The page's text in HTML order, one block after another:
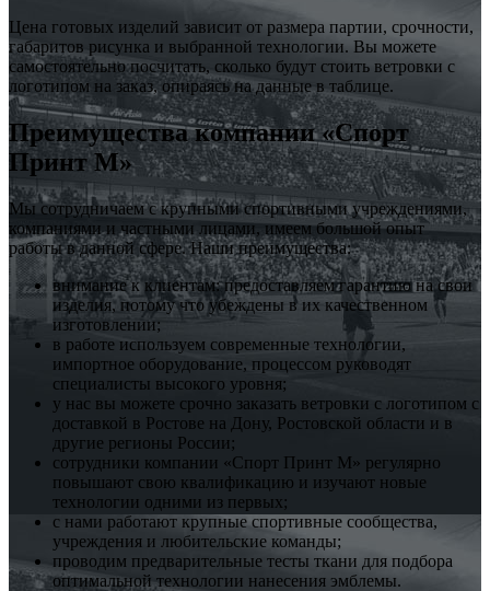
Цена готовых изделий зависит от размера партии, срочности,
габаритов рисунка и выбранной технологии. Вы можете
самостоятельно посчитать, сколько будут стоить ветровки с
логотипом на заказ, опираясь на данные в таблице.
Преимущества компании «Спорт
Принт М»
Мы сотрудничаем с крупными спортивными учреждениями,
компаниями и частными лицами, имеем большой опыт
работы в данной сфере. Наши преимущества:
внимание к клиентам: предоставляем гарантию на свои
изделия, потому что убеждены в их качественном
изготовлении;
в работе используем современные технологии,
импортное оборудование, процессом руководят
специалисты высокого уровня;
у нас вы можете срочно заказать ветровки с логотипом с
доставкой в Ростове на Дону, Ростовской области и в
другие регионы России;
сотрудники компании «Спорт Принт М» регулярно
повышают свою квалификацию и изучают новые
технологии одними из первых;
с нами работают крупные спортивные сообщества,
учреждения и любительские команды;
проводим предварительные тесты ткани для подбора
оптимальной технологии нанесения эмблемы.